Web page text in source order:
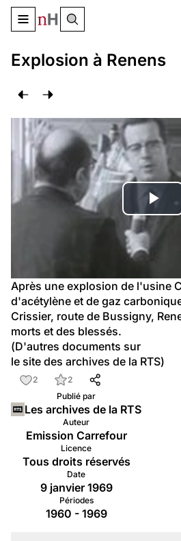
Basculer le menu de navigation
Explosion à Renens
la
Après une explosion de l'usine
d'acétylène et de gaz
Crissier, route de Bussigny,
morts et des blessés.
(D'autres documents sur
le site des archives de la RTS)
2
2
Publié par
Les archives de la RTS
Auteur
Emission Carrefour
Licence
Tous droits réservés
Date
9 janvier 1969
Périodes
1960 - 1969